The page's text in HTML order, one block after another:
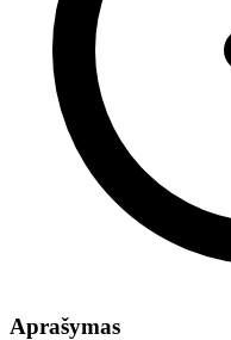
Aprašymas